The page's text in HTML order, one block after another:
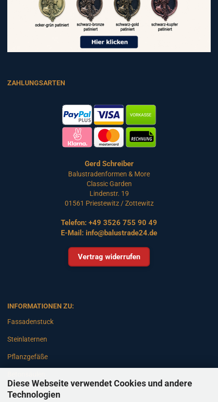
Diese Webseite verwendet Cookies und andere
Technologien
ZAHLUNGSARTEN
Gerd Schreiber
Balustradenformen & More
Classic Garden
Lindenstr. 19
01561 Priestewitz / Zottewitz
Telefon: +49 3526 755 90 49
E-Mail: info@balustrade24.de
Vertrag widerrufen
INFORMATIONEN ZU:
Fassadenstuck
Steinlaternen
Pflanzgefäße
Gartenbänke